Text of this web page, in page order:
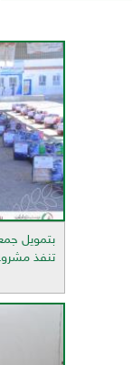
بتمويل
تنفذ